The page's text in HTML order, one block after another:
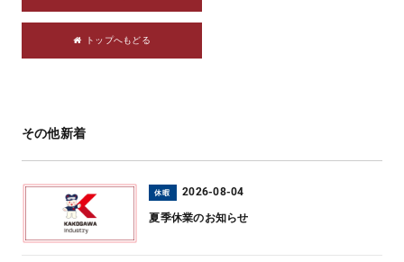
トップへもどる
その他新着
休暇 2026-08-04
夏季休業のお知らせ